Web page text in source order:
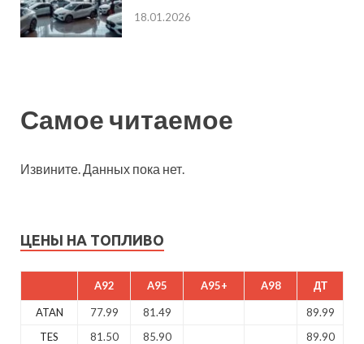
18.01.2026
Самое читаемое
Извините. Данных пока нет.
ЦЕНЫ НА ТОПЛИВО
A92 A95 A95+ A98 ДТ
ATAN 77.99 81.49
89.99
TES
81.50 85.90
89.90